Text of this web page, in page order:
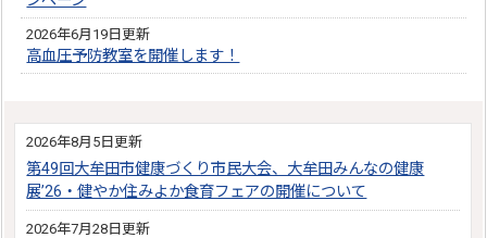
2026年6月19日更新
高血圧予防教室を開催します！
2026年8月5日更新
第49回大牟田市健康づくり市民大会、大牟田みんなの健康
展’26・健やか住みよか食育フェアの開催について
2026年7月28日更新